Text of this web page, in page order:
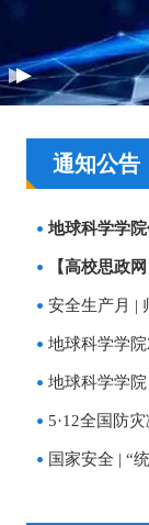
通知公告
地球科学学
安全生产月 |